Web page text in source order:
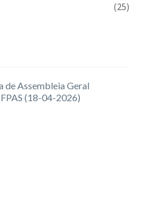
(25)
de Assembleia Geral
(18-04-2026)